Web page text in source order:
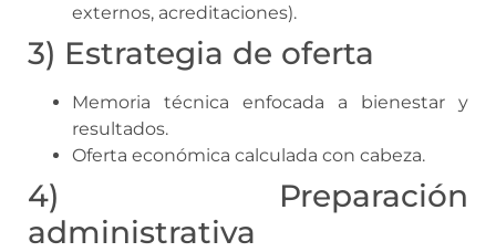
externos, acreditaciones).
3) Estrategia de oferta
Memoria técnica enfocada a bienestar y
resultados.
Oferta económica calculada con cabeza.
4) Preparación
administrativa